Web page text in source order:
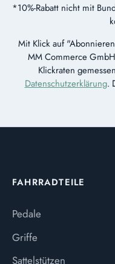
*10%-Rabatt nicht mit
Mit Klick auf
MM Commerce
Klickraten
Datenschutzerklärung.
FAHRRADTEILE
Pedale
Griffe
Sattelstützen